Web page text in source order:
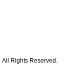
Rights Reserved.